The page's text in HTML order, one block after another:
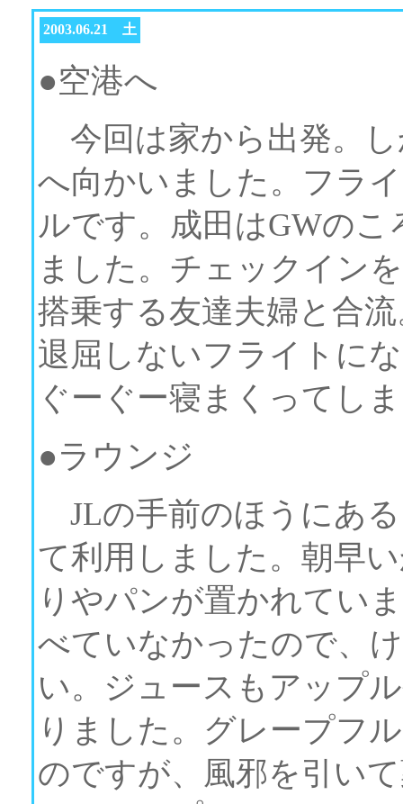
2003.06.21 土
●空港へ
今回は家から出発。
へ向かいました。フラ
ルです。成田はGWの
ました。チェックイン
搭乗する友達夫婦と合
退屈しないフライトに
ぐーぐー寝まくってし
●ラウンジ
JLの手前のほうにあ
て利用しました。朝早
りやパンが置かれてい
べていなかったので、
い。ジュースもアップ
りました。グレープフ
のですが、風邪を引い